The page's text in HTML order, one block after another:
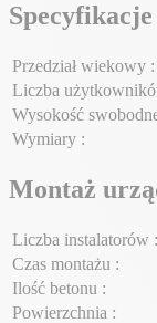
Specyfikacje
Przedział wiekowy :
Liczba
Wysokość
Wymiary :
Montaż
Liczba instalatorów :
Czas montażu :
Ilość betonu :
Powierzchnia :